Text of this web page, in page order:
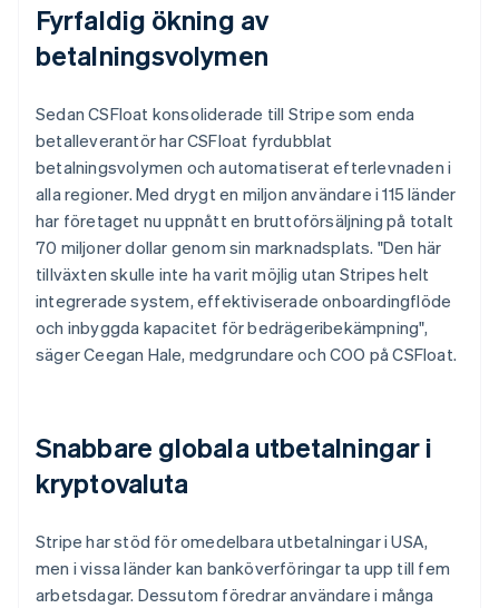
Fyrfaldig ökning av
betalningsvolymen
Sedan CSFloat konsoliderade till Stripe som enda
betalleverantör har CSFloat fyrdubblat
betalningsvolymen och automatiserat efterlevnaden i
alla regioner. Med drygt en miljon användare i 115 länder
har företaget nu uppnått en bruttoförsäljning på totalt
70 miljoner dollar genom sin marknadsplats. "Den här
tillväxten skulle inte ha varit möjlig utan Stripes helt
integrerade system, effektiviserade onboardingflöde
och inbyggda kapacitet för bedrägeribekämpning",
säger Ceegan Hale, medgrundare och COO på CSFloat.
Snabbare globala utbetalningar i
kryptovaluta
Stripe har stöd för omedelbara utbetalningar i USA,
men i vissa länder kan banköverföringar ta upp till fem
arbetsdagar. Dessutom föredrar användare i många